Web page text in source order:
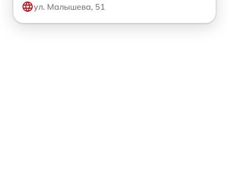
ул. Малышева, 51